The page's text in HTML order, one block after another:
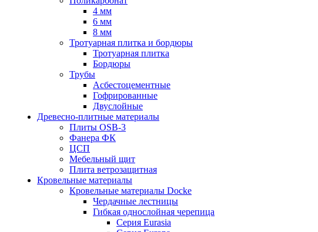
4 мм
6 мм
8 мм
Тротуарная плитка и бордюры
Тротуарная плитка
Бордюры
Трубы
Асбестоцементные
Гофрированные
Двуслойные
Древесно-плитные материалы
Плиты OSB-3
Фанера ФК
ЦСП
Мебельный щит
Плита ветрозащитная
Кровельные материалы
Кровельные материалы Docke
Чердачные лестницы
Гибкая однослойная черепица
Серия Eurasia